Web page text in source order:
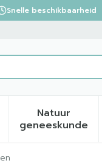
Snelle beschikbaarheid
categorie
en
voor
Natuur
geneeskunde
Toon